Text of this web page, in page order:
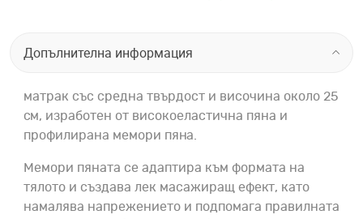
Допълнителна информация
матрак със средна твърдост и височина около 25
см, изработен от високоеластична пяна и
профилирана мемори пяна.
Мемори пяната се адаптира към формата на
тялото и създава лек масажиращ ефект, като
намалява напрежението и подпомага правилната